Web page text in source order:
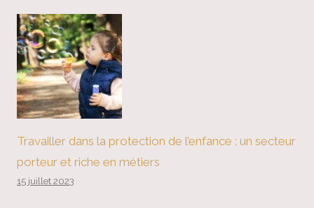
Travailler dans la protection de l’enfance : un secteur
porteur et riche en métiers
15 juillet 2023